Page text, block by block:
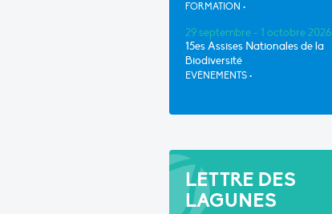
FORMATION •
29 septembre - 1 octobre 2026
15es Assises Nationales de la
Biodiversité
EVÈNEMENTS •
LETTRE DES
LAGUNES